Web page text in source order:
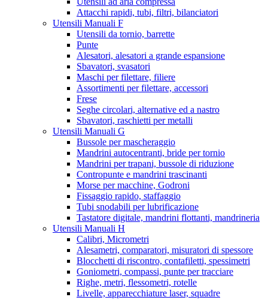
Attacchi rapidi, tubi, filtri, bilanciatori
Utensili Manuali F
Utensili da tornio, barrette
Punte
Alesatori, alesatori a grande espansione
Sbavatori, svasatori
Maschi per filettare, filiere
Assortimenti per filettare, accessori
Frese
Seghe circolari, alternative ed a nastro
Sbavatori, raschietti per metalli
Utensili Manuali G
Bussole per mascheraggio
Mandrini autocentranti, bride per tornio
Mandrini per trapani, bussole di riduzione
Contropunte e mandrini trascinanti
Morse per macchine, Godroni
Fissaggio rapido, staffaggio
Tubi snodabili per lubrificazione
Tastatore digitale, mandrini flottanti, mandrineria
Utensili Manuali H
Calibri, Micrometri
Alesametri, comparatori, misuratori di spessore
Blocchetti di riscontro, contafiletti, spessimetri
Goniometri, compassi, punte per tracciare
Righe, metri, flessometri, rotelle
Livelle, apparecchiature laser, squadre